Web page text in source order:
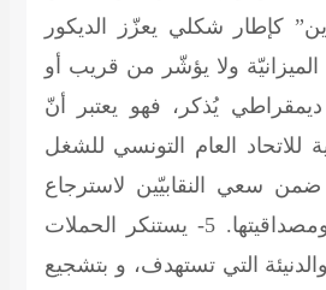
كإطار شكلي يعزّز الديكور
ولا يؤشّر من قريب أو
يُذكر، فهو يعتبر أنّ
للاتحاد العام التونسي للشغل
سعي النقابيّين لاسترجاع
استقلالية الشغيلة ومصداقيتها. 5- يستنكر الحملات
التي تستهدف، و بتشجيع